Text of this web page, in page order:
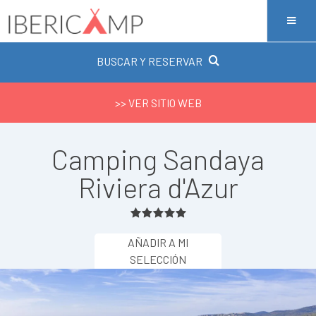
BUSCAR Y RESERVAR
>> VER SITIO WEB
Camping Sandaya
Riviera d'Azur
AÑADIR A MI
SELECCIÓN